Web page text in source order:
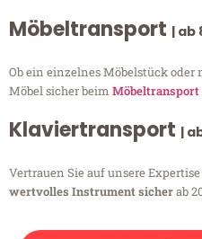
Möbeltransport | ab
Ob ein einzelnes Möbelstück
Möbel sicher beim Möbeltransport
Klaviertransport |
Vertrauen Sie auf unsere
wertvolles Instrument sicherab